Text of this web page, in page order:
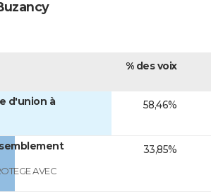
% des voix
d'union à
58,46%
AVEC
33,85%